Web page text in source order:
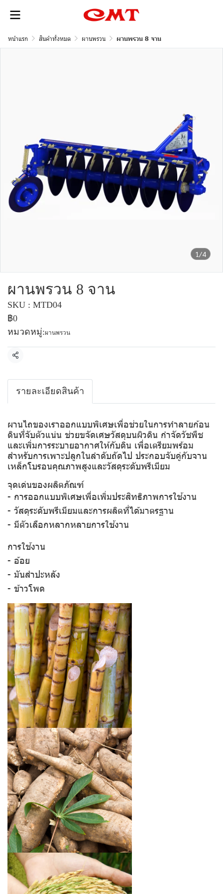
หน้าแรก สินค้าทั้งหมด ผานพรวน ผานพรวน 8 จาน
1/4
ผานพรวน 8 จาน
SKU : MTD04
฿0
หมวดหมู่:ผานพรวน
แชร์
รายละเอียดสินค้า
ผานไถของเราออกแบบพิเศษเพื่อช่วยในการทำลายก้อน
ดินที่จับตัวแน่น ช่วยขจัดเศษวัสดุบนผิวดิน กำจัดวัชพืช
และเพิ่มการระบายอากาศให้กับดิน เพื่อเตรียมพร้อม
สำหรับการเพาะปลูกในลำดับถัดไป ประกอบจับคู่กับจาน
เหล็กโบรอนคุณภาพสูงและวัสดุระดับพรีเมียม
จุดเด่นของผลิตภัณฑ์
- การออกแบบพิเศษเพื่อเพิ่มประสิทธิภาพการใช้งาน
- วัสดุระดับพรีเมียมและการผลิตที่ได้มาตรฐาน
- มีตัวเลือกหลากหลายการใช้งาน
การใช้งาน
- อ้อย
- มันสำปะหลัง
- ข้าวโพด